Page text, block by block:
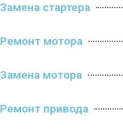
Замена стартера
Ремонт мотора
Замена мотора
Ремонт привода